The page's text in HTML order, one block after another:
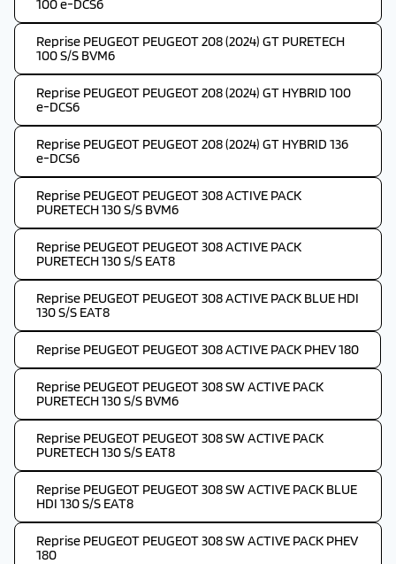
100 e-DCS6
Reprise PEUGEOT PEUGEOT 208 (2024) GT PURETECH
100 S/S BVM6
Reprise PEUGEOT PEUGEOT 208 (2024) GT HYBRID 100
e-DCS6
Reprise PEUGEOT PEUGEOT 208 (2024) GT HYBRID 136
e-DCS6
Reprise PEUGEOT PEUGEOT 308 ACTIVE PACK
PURETECH 130 S/S BVM6
Reprise PEUGEOT PEUGEOT 308 ACTIVE PACK
PURETECH 130 S/S EAT8
Reprise PEUGEOT PEUGEOT 308 ACTIVE PACK BLUE HDI
130 S/S EAT8
Reprise PEUGEOT PEUGEOT 308 ACTIVE PACK PHEV 180
Reprise PEUGEOT PEUGEOT 308 SW ACTIVE PACK
PURETECH 130 S/S BVM6
Reprise PEUGEOT PEUGEOT 308 SW ACTIVE PACK
PURETECH 130 S/S EAT8
Reprise PEUGEOT PEUGEOT 308 SW ACTIVE PACK BLUE
HDI 130 S/S EAT8
Reprise PEUGEOT PEUGEOT 308 SW ACTIVE PACK PHEV
180